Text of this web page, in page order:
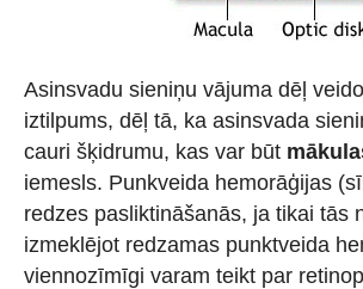
Asinsvadu sieniņu vājuma dēļ
iztilpums, dēļ tā, ka asinsvada
cauri šķidrumu, kas var būt
iemesls. Punkveida hemorāģijas
redzes pasliktināšanās, ja tikai tās
izmeklējot redzamas punktveida
viennozīmīgi varam teikt par